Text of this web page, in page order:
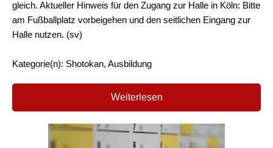
gleich. Aktueller Hinweis für den Zugang zur Halle in Köln: Bitte
am Fußballplatz vorbeigehen und den seitlichen Eingang zur
Halle nutzen. (sv)
Kategorie(n): Shotokan, Ausbildung
Weiterlesen